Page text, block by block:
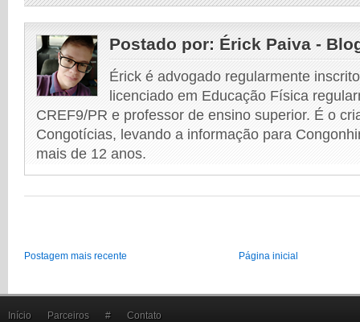
Postado por: Érick Paiva -
Érick é advogado regularmente
licenciado em Educação Física
CREF9/PR e professor de ensino superior. É o
Congotícias, levando a informação para
mais de 12 anos.
Postagem mais recente Página inicial
Início Parceiros # Contato